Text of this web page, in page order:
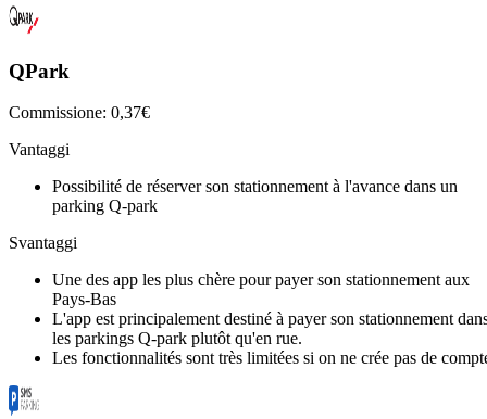
QPark
Commissione: 0,37€
Vantaggi
Possibilité de réserver son stationnement à l'avance dans un
parking Q-park
Svantaggi
Une des app les plus chère pour payer son stationnement aux
Pays-Bas
L'app est principalement destiné à payer son stationnement
les parkings Q-park plutôt qu'en rue.
Les fonctionnalités sont très limitées si on ne crée pas de